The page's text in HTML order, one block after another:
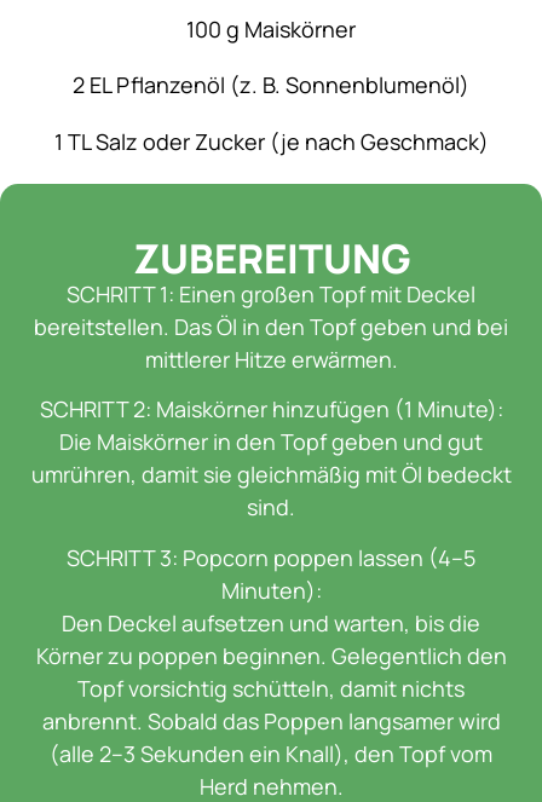
100 g Maiskörner
2 EL Pflanzenöl (z. B. Sonnenblumenöl)
1 TL Salz oder Zucker (je nach Geschmack)
ZUBEREITUNG
SCHRITT 1: Einen großen Topf mit Deckel
bereitstellen. Das Öl in den Topf geben und bei
mittlerer Hitze erwärmen.
SCHRITT 2: Maiskörner hinzufügen (1 Minute):
Die Maiskörner in den Topf geben und gut
umrühren, damit sie gleichmäßig mit Öl bedeckt
sind.
SCHRITT 3: Popcorn poppen lassen (4–5
Minuten):
Den Deckel aufsetzen und warten, bis die
Körner zu poppen beginnen. Gelegentlich den
Topf vorsichtig schütteln, damit nichts
anbrennt. Sobald das Poppen langsamer wird
(alle 2–3 Sekunden ein Knall), den Topf vom
Herd nehmen.